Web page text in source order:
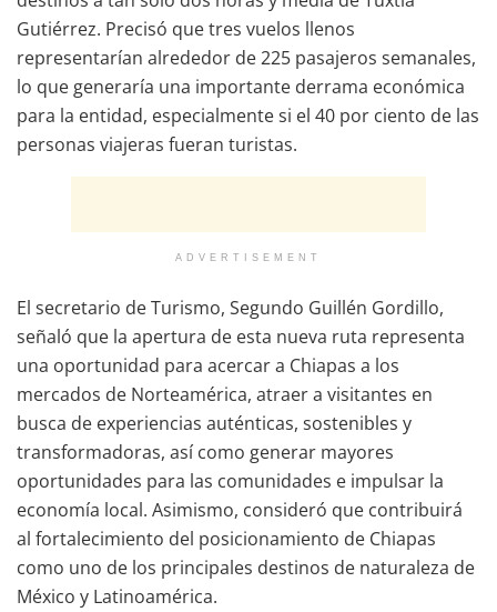
Gutiérrez. Precisó que tres vuelos llenos
representarían alrededor de 225 pasajeros semanales,
lo que generaría una importante derrama económica
para la entidad, especialmente si el 40 por ciento de las
personas viajeras fueran turistas.
ADVERTISEMENT
El secretario de Turismo, Segundo Guillén Gordillo,
señaló que la apertura de esta nueva ruta representa
una oportunidad para acercar a Chiapas a los
mercados de Norteamérica, atraer a visitantes en
busca de experiencias auténticas, sostenibles y
transformadoras, así como generar mayores
oportunidades para las comunidades e impulsar la
economía local. Asimismo, consideró que contribuirá
al fortalecimiento del posicionamiento de Chiapas
como uno de los principales destinos de naturaleza de
México y Latinoamérica.